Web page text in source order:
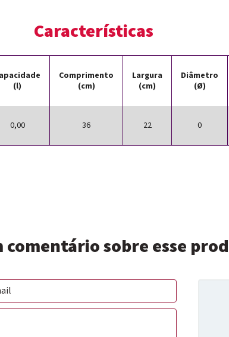
Características
(l)
Comprimento
(cm)
Largura
(cm)
Diâmetro
(Ø)
0,00 36 22 0
comentário sobre esse